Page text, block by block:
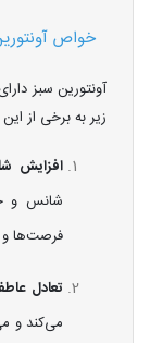
خواص
آونتورین سبز
زیر به برخی از
افزایش
شانس و
فرصت‌ها
تعادل
می‌کند و